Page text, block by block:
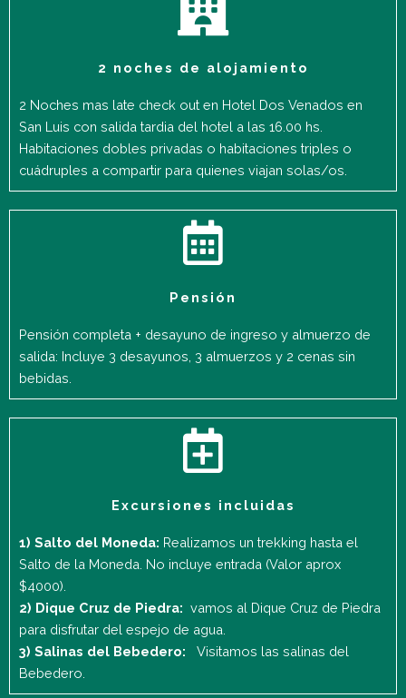
2 noches de alojamiento
2 Noches mas late check out en Hotel Dos Venados en
San Luis con salida tardia del hotel a las 16.00 hs.
Habitaciones dobles privadas o habitaciones triples o
cuádruples a compartir para quienes viajan solas/os.
Pensión
Pensión completa + desayuno de ingreso y almuerzo de
salida: Incluye 3 desayunos, 3 almuerzos y 2 cenas sin
bebidas.
Excursiones incluidas
1) Salto del Moneda: Realizamos un trekking hasta el
Salto de la Moneda. No incluye entrada (Valor aprox
$4000).
2) Dique Cruz de Piedra: vamos al Dique Cruz de Piedra
para disfrutar del espejo de agua.
3) Salinas del Bebedero:
Visitamos las salinas del
Bebedero.